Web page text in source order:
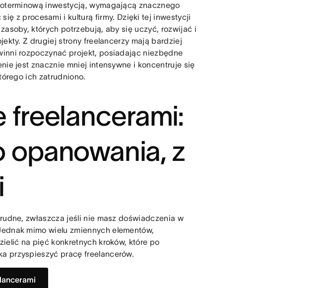
inwestycją, wymagającą znacznego
się z procesami i kulturą firmy. Dzięki tej inwestycji
których potrzebują, aby się uczyć, rozwijać i
Z drugiej strony freelancerzy mają bardziej
rozpoczynać projekt, posiadając niezbędne
jest znacznie mniej intensywne i koncentruje się
ich zatrudniono.
freelancerami:
opanowania, z
zwłaszcza jeśli nie masz doświadczenia w
mimo wielu zmiennych elementów,
na pięć konkretnych kroków, które po
przyspieszyć pracę freelancerów.